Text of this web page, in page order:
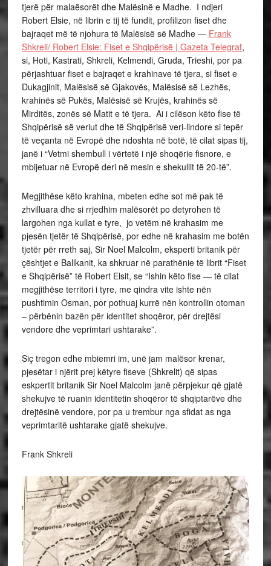
tjerë për malaësorët dhe Malësinë e Madhe. I ndjeri
Robert Elsie, në librin e tij të fundit, profilizon fiset dhe
bajraqet më të njohura të Malësisë së Madhe — Frank
Shkreli/ Robert Elsie: Fiset e Shqipërisë | Gazeta Telegraf,
si, Hoti, Kastrati, Shkreli, Kelmendi, Gruda, Trieshi, por pa
përjashtuar fiset e bajraqet e krahinave të tjera, si fiset e
Dukagjinit, Malësisë së Gjakovës, Malësisë së Lezhës,
krahinës së Pukës, Malësisë së Krujës, krahinës së
Mirditës, zonës së Matit e të tjera. Ai i cilëson këto fise të
Shqipërisë së veriut dhe të Shqipërisë veri-lindore si tepër
të veçanta në Evropë dhe ndoshta në botë, të cilat sipas tij,
janë i “Vetmi shembull i vërtetë i një shoqërie fisnore, e
mbijetuar në Evropë deri në mesin e shekullit të 20-të”.
Megjithëse këto krahina, mbeten edhe sot më pak të
zhvilluara dhe si rrjedhim malësorët po detyrohen të
largohen nga kullat e tyre, jo vetëm në krahasim me
pjesën tjetër të Shqipërisë, por edhe në krahasim me botën
tjetër për rreth saj, Sir Noel Malcolm, eksperti britanik për
çështjet e Ballkanit, ka shkruar në parathënie të librit “Fiset
e Shqipërisë” të Robert Elsit, se “Ishin këto fise — të cilat
megjithëse territori i tyre, me qindra vite ishte nën
pushtimin Osman, por pothuaj kurrë nën kontrollin otoman
– përbënin bazën për identitet shoqëror, për drejtësi
vendore dhe veprimtari ushtarake”.
Siç tregon edhe mbiemri im, unë jam malësor krenar,
pjesëtar i njërit prej këtyre fiseve (Shkrelit) që sipas
eskpertit britanik Sir Noel Malcolm janë përpjekur që gjatë
shekujve të ruanin identitetin shoqëror të shqiptarëve dhe
drejtësinë vendore, por pa u trembur nga sfidat as nga
veprimtaritë ushtarake gjatë shekujve.
Frank Shkreli